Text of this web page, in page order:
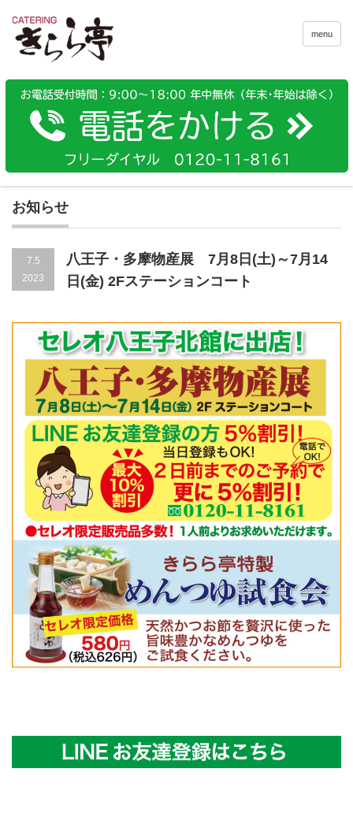
menu
お知らせ
7.5
2023
八王子・多摩物産展 7月8日(土)～7月14
日(金) 2Fステーションコート